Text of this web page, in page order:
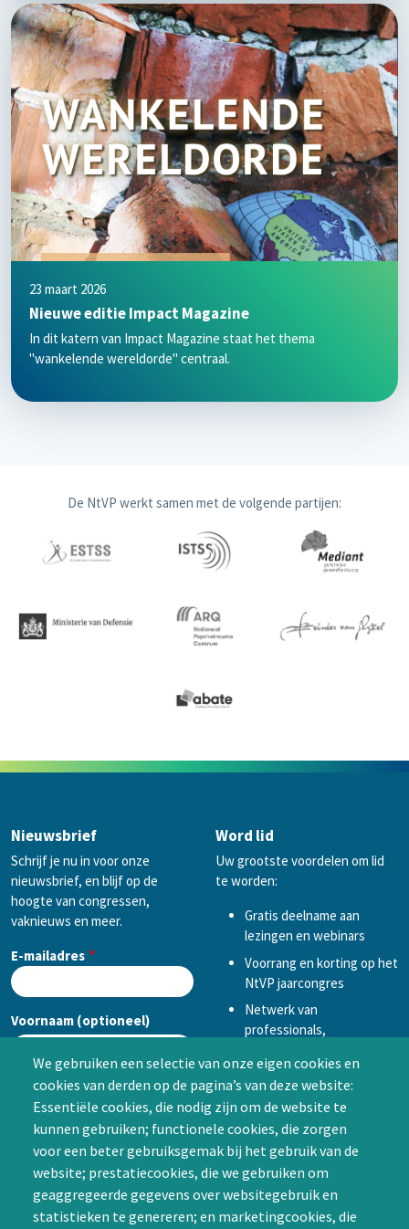
We gebruiken een selectie van onze eigen cookies en
cookies van derden op de pagina’s van deze website:
Essentiële cookies, die nodig zijn om de website te
kunnen gebruiken; functionele cookies, die zorgen
voor een beter gebruiksgemak bij het gebruik van de
website; prestatiecookies, die we gebruiken om
geaggregeerde gegevens over websitegebruik en
statistieken te genereren; en marketingcookies, die
23 maart 2026
Nieuwe editie Impact Magazine
In dit katern van Impact Magazine staat het thema
"wankelende wereldorde" centraal.
De NtVP werkt samen met de volgende partijen:
Nieuwsbrief
Schrijf je nu in voor onze
nieuwsbrief, en blijf op de
hoogte van congressen,
vaknieuws en meer.
E-mailadres
Voornaam (optioneel)
Achternaam (optioneel)
CAPTCHA
Word lid
Uw grootste voordelen om lid
te worden:
Gratis deelname aan
lezingen en webinars
Voorrang en korting op het
NtVP jaarcongres
Netwerk van
professionals,
samenwerken in een van
de Special Interest
Groepen (SIG’s) of zelf een
SIG initiëren
Word lid